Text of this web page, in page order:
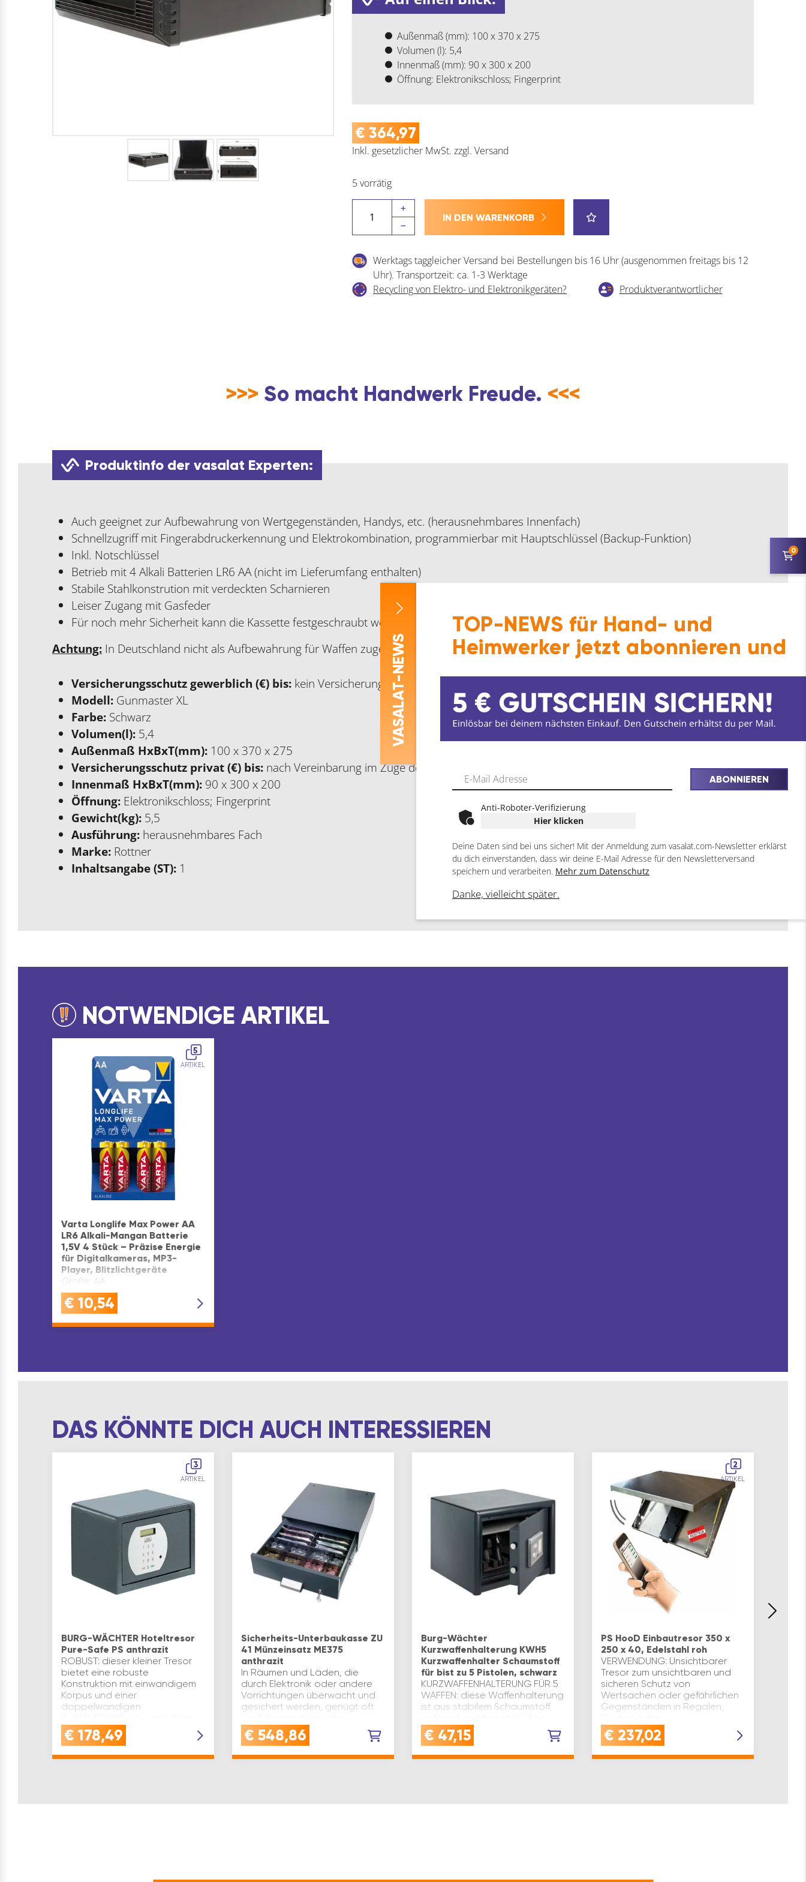
Außenmaß (mm): 100 x 370 x 275
Volumen (l): 5,4
Innenmaß (mm): 90 x 300 x 200
Öffnung: Elektronikschloss; Fingerprint
€ 364,97
Inkl. gesetzlicher MwSt. zzgl. Versand
5 vorrätig
GUNMASTER
XL
100
370
IN DEN WARENKORB
Werktags taggleicher Versand bei Bestellungen bis 16 Uhr (ausgenommen freitags bis 12
Uhr). Transportzeit: ca. 1-3 Werktage
Recycling von Elektro- und Elektronikgeräten?
Produktverantwortlicher
>>> So macht Handwerk Freude. <<<
Produktinfo der vasalat Experten:
Auch geeignet zur Aufbewahrung von Wertgegenständen, Handys, etc. (herausnehmbares Innenfach)
Schnellzugriff mit Fingerabdruckerkennung und Elektrokombination, programmierbar mit Hauptschlüssel (Backup-Funktion)
Inkl. Notschlüssel
Betrieb mit 4 Alkali Batterien LR6 AA (nicht im Lieferumfang enthalten)
Stabile Stahlkonstrution mit verdeckten Scharnieren
Leiser Zugang mit Gasfeder
Für noch mehr Sicherheit kann die Kassette festgeschraubt werden (Montagezubehör im Lieferumfang enthalten)
Achtung: In Deutschland nicht als Aufbewahrung für Waffen zugelassen!
Versicherungsschutz gewerblich (€) bis: kein Versicherungsschutz
Modell: Gunmaster XL
Farbe: Schwarz
Volumen(l): 5,4
Außenmaß HxBxT(mm): 100 x 370 x 275
Versicherungsschutz privat (€) bis: nach Vereinbarung im Zuge der Haushaltsversicherung
Innenmaß HxBxT(mm): 90 x 300 x 200
Öffnung: Elektronikschloss; Fingerprint
Gewicht(kg): 5,5
Ausführung: herausnehmbares Fach
Marke: Rottner
Inhaltsangabe (ST): 1
NOTWENDIGE ARTIKEL
5
ARTIKEL
Varta Longlife Max Power AA
LR6 Alkali-Mangan Batterie
1,5V 4 Stück – Präzise Energie
für Digitalkameras, MP3-
Player, Blitzlichtgeräte
Größe: AA
€ 10,54
DAS KÖNNTE DICH AUCH INTERESSIEREN
3
ARTIKEL
BURG-WÄCHTER Hoteltresor
Pure-Safe PS anthrazit
ROBUST: dieser kleiner Tresor
bietet eine robuste
Konstruktion mit einwandigem
Korpus und einer
doppelwandigen
Riegelbolzen und
Aufbohrschutz gewährleistet
€ 178,49
Sicherheits-Unterbaukasse ZU
41 Münzeinsatz ME375
anthrazit
In Räumen und Läden, die
durch Elektronik oder andere
Vorrichtungen überwacht und
gesichert werden, genügt oft
alleiniges Sicherungselement.
Ausstattung: Münzgeldeinsatz
€ 548,86
Burg-Wächter
Kurzwaffenhalterung KWH5
Kurzwaffenhalter Schaumstoff
für bist zu 5 Pistolen, schwarz
KURZWAFFENHALTERUNG FÜR 5
WAFFEN: diese Waffenhalterung
ist aus stabilem Schaumstoff
sowie sicheren Halt in
Waffensafes wie dem Magno M
€ 47,15
2
ARTIKEL
PS HooD Einbautresor 350 x
250 x 40, Edelstahl roh
VERWENDUNG: Unsichtbarer
Tresor zum unsichtbaren und
sicheren Schutz von
Wertsachen oder gefährlichen
Gegenständen in Regalen,
SchränkenQUALITÄT: Gehäuse
aus hochwertigem Edelstahl
€ 237,02
0
V
ASALAT
-NEWS
TOP-NEWS für Hand- und
Heimwerker jetzt abonnieren und
ABONNIEREN
Anti-Roboter-Verifizierung
Hier klicken
Deine Daten sind bei uns sicher! Mit der Anmeldung zum vasalat.com-Newsletter erklärst
du dich einverstanden, dass wir deine E-Mail Adresse für den Newsletterversand
speichern und verarbeiten. Mehr zum Datenschutz
Danke, vielleicht später.